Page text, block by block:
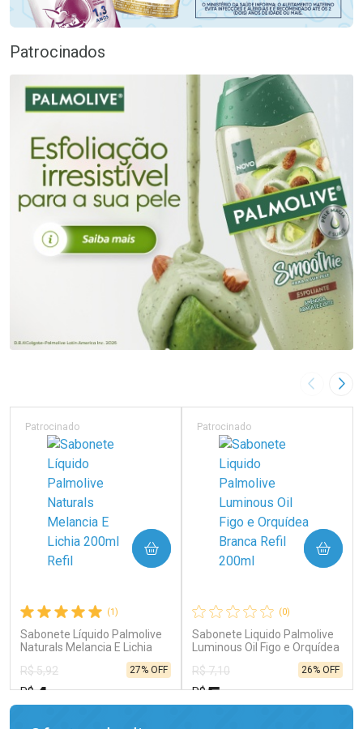
Patrocinados
Imagem
(1)
Sabonete Líquido Palmolive
Naturals Melancia E Lichia
Patrocinado
R$ 5,92
R$4
27% OFF
COMPRAR
(0)
Sabonete Liquido Palmolive
Luminous Oil Figo e Orquídea
Patrocinado
R$ 7,10
R$5
26% OFF
COMPRAR